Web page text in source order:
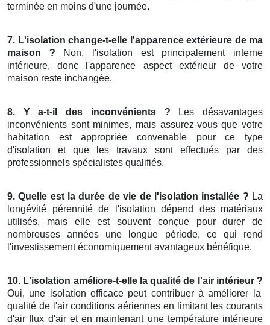
terminée en moins d'une journée.
7. L'isolation change-t-elle l'apparence extérieure de ma
maison ? Non, l'isolation est principalement interne
intérieure, donc l'apparence aspect extérieur de votre
maison reste inchangée.
8. Y a-t-il des inconvénients ? Les désavantages
inconvénients sont minimes, mais assurez-vous que votre
habitation est appropriée convenable pour ce type
d'isolation et que les travaux sont effectués par des
professionnels spécialistes qualifiés.
9. Quelle est la durée de vie de l'isolation installée ? La
longévité pérennité de l'isolation dépend des matériaux
utilisés, mais elle est souvent conçue pour durer de
nombreuses années une longue période, ce qui rend
l'investissement économiquement avantageux bénéfique.
10. L'isolation améliore-t-elle la qualité de l'air intérieur ?
Oui, une isolation efficace peut contribuer à améliorer la
qualité de l'air conditions aériennes en limitant les courants
d'air flux d'air et en maintenant une température intérieure